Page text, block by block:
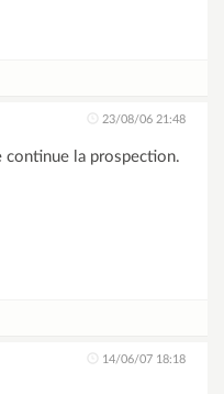
23/08/06 21:48
continue la prospection.
14/06/07 18:18